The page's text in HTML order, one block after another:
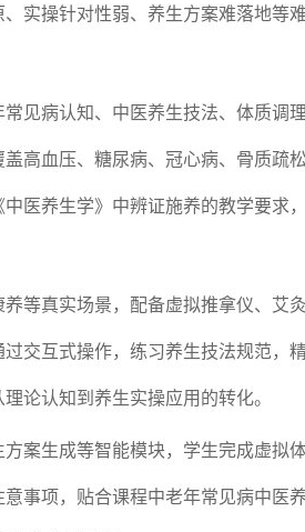
实操针对性弱、养生方案难落地等
见病认知、中医养生技法、体质调
高血压、糖尿病、冠心病、骨质疏
医养生学》中辨证施养的教学要求
等真实场景，配备虚拟推拿仪、艾
交互式操作，练习养生技法规范，
论认知到养生实操应用的转化。
案生成等智能模块，学生完成虚拟
事项，贴合课程中老年常见病中医